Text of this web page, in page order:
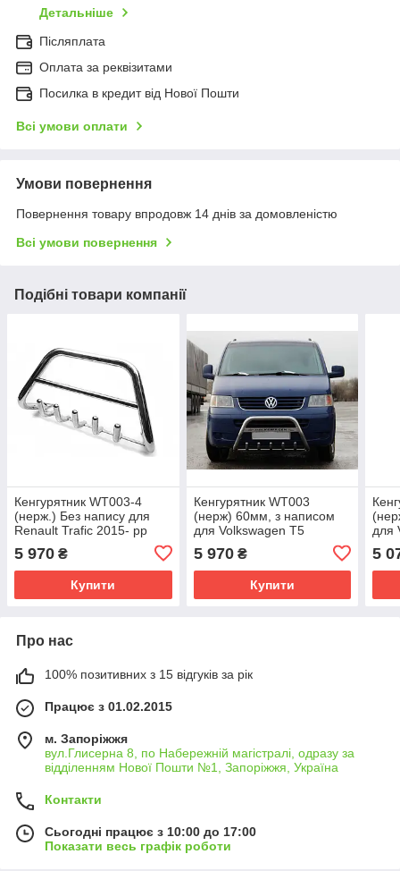
Детальніше
Післяплата
Оплата за реквізитами
Посилка в кредит від Нової Пошти
Всі умови оплати
Умови повернення
Повернення товару впродовж 14 днів за домовленістю
Всі умови повернення
Подібні товари компанії
Кенгурятник WT003-4
(нерж.) Без напису для
Renault Trafic 2015- рр
5 970 ₴
Купити
Кенгурятник WT003
(нерж) 60мм, з написом
для Volkswagen T5
5 970₴
Купити
для
5
Про нас
100% позитивних з 15 відгуків за рік
Працює з 01.02.2015
м. Запоріжжя
вул.Глисерна 8, по Набережній магістралі, одразу за
відділенням Нової Пошти №1, Запоріжжя, Україна
Контакти
Сьогодні працює з 10:00 до 17:00
Показати весь графік роботи